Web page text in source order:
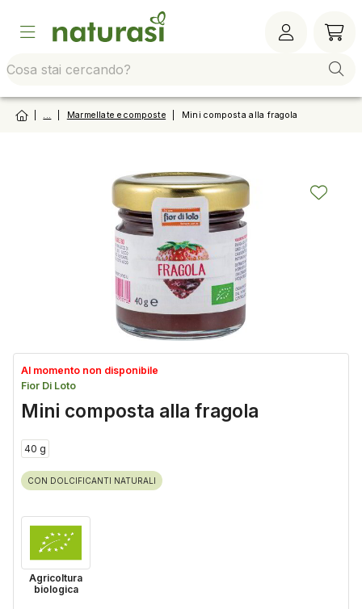
Marmellate e composte Mini composta alla fragola
Fior Di Loto
Mini composta alla fragola
40 g
CON DOLCIFICANTI NATURALI
Al momento non disponibile
Agricoltura
biologica